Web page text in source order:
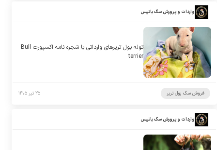
واردات و پرورش سگ باتیس
توله بول تریرهای وارداتی با شجره نامه اکسپورت Bull
terrier
فروش سگ بول تریر ۲۵ تیر ۱۴۰۵
واردات و پرورش سگ باتیس